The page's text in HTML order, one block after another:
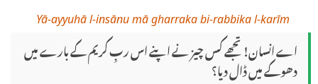
Yā-ayyuhā l-insānu mā gharraka bi-rabbika l-karīm
اے انسان! تجھے کس چیز نے اپنے اس ربِ کریم کے بارے میں
دھوکے میں ڈال دیا؟